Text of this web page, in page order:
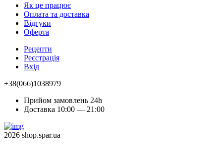
Як це працює
Оплата та доставка
Відгуки
Оферта
Рецепти
Реєстрація
Вхід
+38(066)1038979
Прийом замовлень 24h
Доставка 10:00 — 21:00
2026 shop.spar.ua